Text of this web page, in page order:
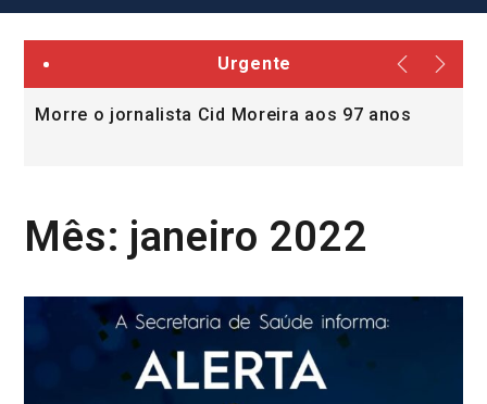
Urgente
Morre o jornalista Cid Moreira aos 97 anos
Mês: janeiro 2022